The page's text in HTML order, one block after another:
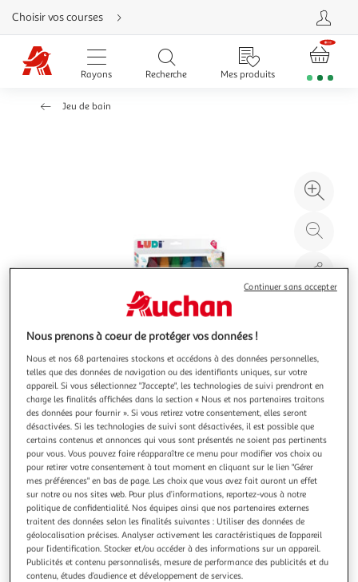
Aller
directement
au
contenu
Aller
directement
Aller
Choisir vos courses
Rayons Recherche Mes produits
Jeu de bain
à
100
le
LUDI
Jouet pour le bain Ludi Crayons de bain
Jouet pour le bain Ludi Crayons de bain
En savoir +
Vendu par 2KINGS
Livraison dès 4/5 jours
4,99€
Plus d'options
Nous prenons à coeur de protéger vos données !
Nous et nos 68 partenaires stockons et accédons à des données personnelles,
telles que des données de navigation ou des identifiants uniques, sur votre
appareil. Si vous sélectionnez "J'accepte", les technologies de suivi prendront en
charge les finalités affichées dans la section « Nous et nos partenaires traitons
des données pour fournir ». Si vous retirez votre consentement, elles seront
désactivées. Si les technologies de suivi sont désactivées, il est possible que
certains contenus et annonces qui vous sont présentés ne soient pas pertinents
pour vous. Vous pouvez faire réapparaître ce menu pour modifier vos choix ou
pour retirer votre consentement à tout moment en cliquant sur le lien "Gérer
mes préférences" en bas de page. Les choix que vous avez fait auront un effet
sur notre ou nos sites web. Pour plus d’informations, reportez-vous à notre
politique de confidentialité. Nos équipes ainsi que nos partenaires externes
traitent des données selon les finalités suivantes : Utiliser des données de
géolocalisation précises. Analyser activement les caractéristiques de l’appareil
pour l’identification. Stocker et/ou accéder à des informations sur un appareil.
Publicités et contenu personnalisés, mesure de performance des publicités et du
contenu, études d’audience et développement de services.
Continuer sans accepter